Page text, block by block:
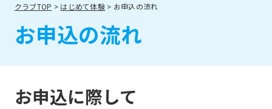
クラブTOP はじめて体験 お申込の流れ
お申込の流れ
お申込に際して